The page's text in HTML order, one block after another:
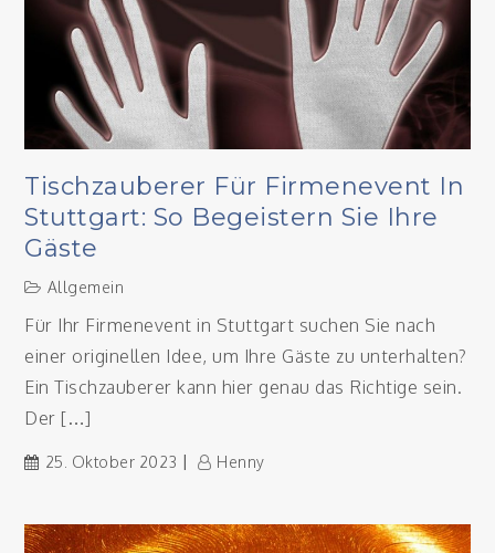
Tischzauberer Für Firmenevent In
Stuttgart: So Begeistern Sie Ihre
Gäste
Allgemein
Für Ihr Firmenevent in Stuttgart suchen Sie nach
einer originellen Idee, um Ihre Gäste zu unterhalten?
Ein Tischzauberer kann hier genau das Richtige sein.
Der […]
25. Oktober 2023 Henny